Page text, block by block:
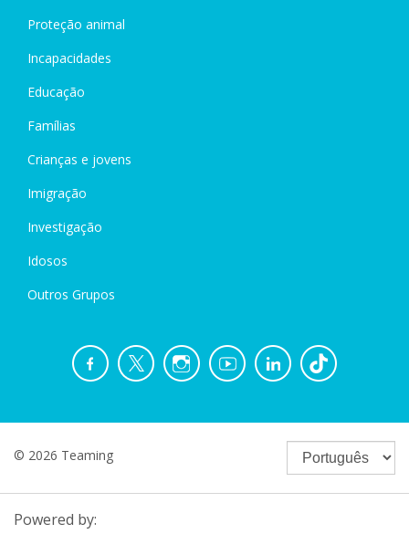
Proteção animal
Incapacidades
Educação
Famílias
Crianças e jovens
Imigração
Investigação
Idosos
Outros Grupos
© 2026 Teaming
Powered by: